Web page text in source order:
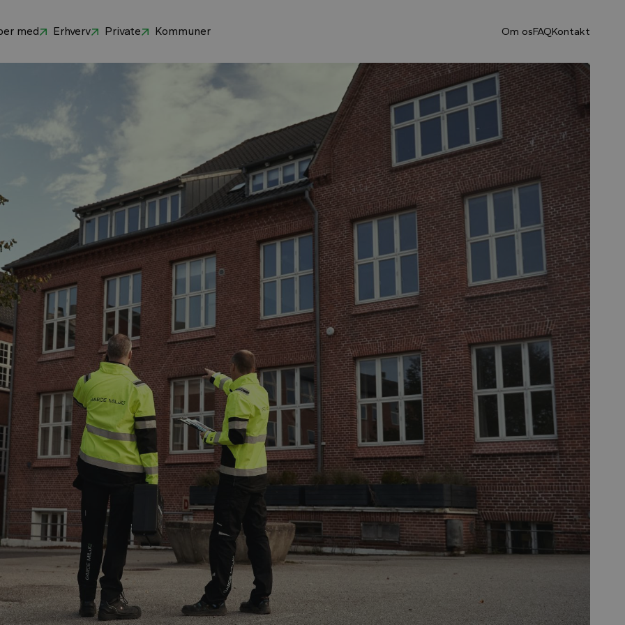
med Erhverv Private Kommuner Om osFAQKontakt